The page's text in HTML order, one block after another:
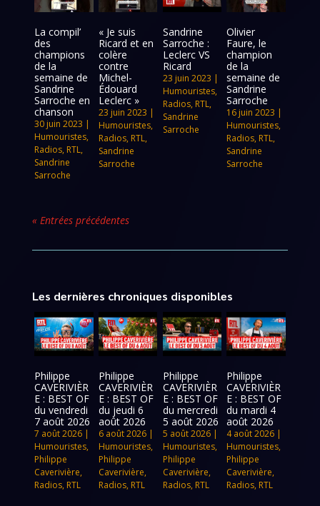
La compil’
des
champions
de la
semaine de
Sandrine
Sarroche en
chanson
30 juin 2023 |
Humouristes,
Radios, RTL,
Sandrine
Sarroche
« Je suis
Ricard et en
colère
contre
Michel-
Édouard
Leclerc »
23 juin 2023 |
Humouristes,
Radios, RTL,
Sandrine
Sarroche
Sandrine
Sarroche :
Leclerc VS
Ricard
23 juin 2023 |
Humouristes,
Radios, RTL,
Sandrine
Sarroche
Olivier
Faure, le
champion
de la
semaine de
Sandrine
Sarroche
16 juin 2023 |
Humouristes,
Radios, RTL,
Sandrine
Sarroche
« Entrées précédentes
Les dernières chroniques disponibles
Philippe
CAVERIVIÈR
E : BEST OF
du vendredi
7 août 2026
7 août 2026 |
Humouristes,
Philippe
Caverivière,
Radios, RTL
Philippe
CAVERIVIÈR
E : BEST OF
du jeudi 6
août 2026
6 août 2026|
Humouristes,
Philippe
Caverivière,
Radios, RTL
Philippe
CAVERIVIÈR
E : BEST OF
du mercredi
5 août 2026
5 août 2026|
Humouristes,
Philippe
Caverivière,
Radios, RTL
Philippe
CAVERIVIÈR
E : BEST OF
du mardi 4
août 2026
4 août 2026 |
Humouristes,
Philippe
Caverivière,
Radios, RTL